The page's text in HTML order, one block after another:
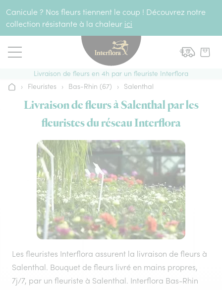
Canicule ? Nos fleurs tiennent le coup ! Découvrez notre
collection résistante à la chaleur ici
Livraison de fleurs en 4h par un fleuriste Interflora
Accueil
› Fleuristes › Bas-Rhin (67) › Salenthal
Livraison de fleurs à Salenthal par les
fleuristes du réseau Interflora
Les fleuristes Interflora assurent la livraison de fleurs à
Salenthal. Bouquet de fleurs livré en mains propres,
7j/7, par un fleuriste à Salenthal. Interflora Bas-Rhin